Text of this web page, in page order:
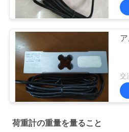
交
荷重計の重量を量ること